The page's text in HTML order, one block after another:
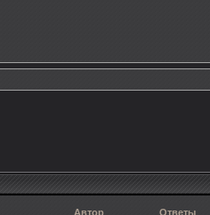
Автор Ответы